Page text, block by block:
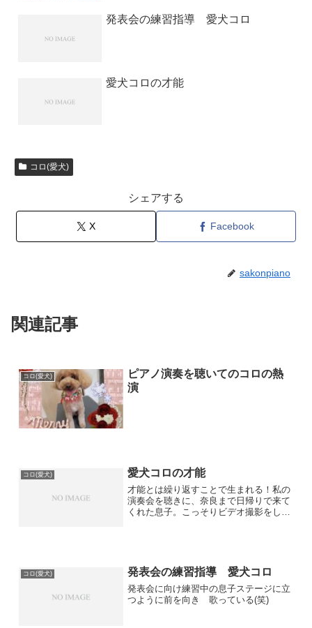
発表会の練習指導 愛犬コロ
愛犬コロの才能
コロ(愛犬)
シェアする
X Facebook
sakonpiano
関連記事
コロ(愛犬)
ピアノ演奏を聴いてのコロの熱
演
コロ(愛犬) 愛犬コロの才能
才能とは繰り返すことで生まれる！私の
演奏会を聴きに、奈良まで日帰りで来て
くれた息子。こっそりビデオ撮影をして
コロ(愛犬) 発表会の練習指導 愛犬コロ
発表会に向け練習中の息子ステージに立
つように前を向き 歌っている(笑)